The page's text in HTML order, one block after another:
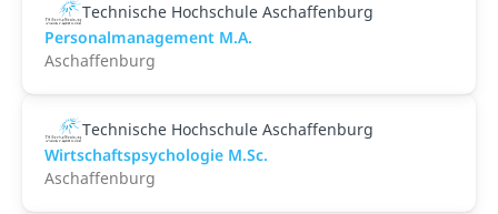
Technische Hochschule Aschaffenburg
Personalmanagement M.A.
Aschaffenburg
Technische Hochschule Aschaffenburg
Wirtschaftspsychologie M.Sc.
Aschaffenburg